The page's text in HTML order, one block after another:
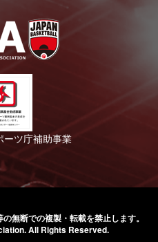
ーツ庁補助事業
の無断での複製・転載を禁止します。
All Rights Reserved.